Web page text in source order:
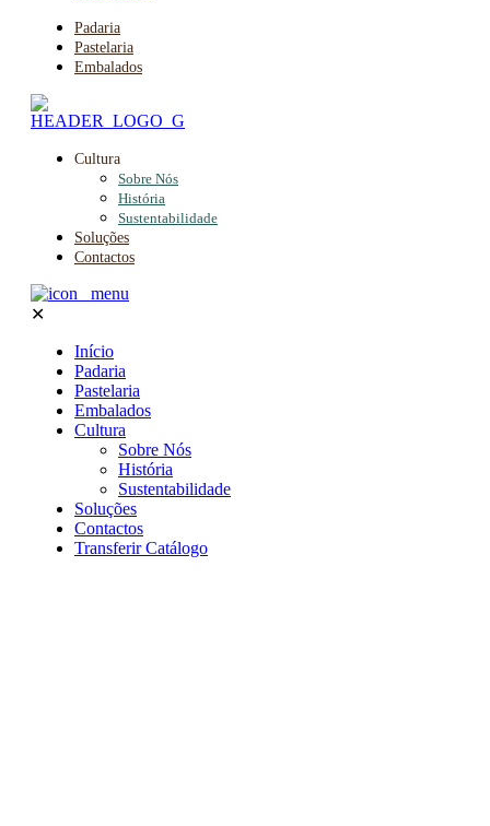
Padaria
Pastelaria
Embalados
Cultura
Sobre Nós
História
Sustentabilidade
Soluções
Contactos
✕
Início
Padaria
Pastelaria
Embalados
Cultura
Sobre Nós
História
Sustentabilidade
Soluções
Contactos
Transferir Catálogo